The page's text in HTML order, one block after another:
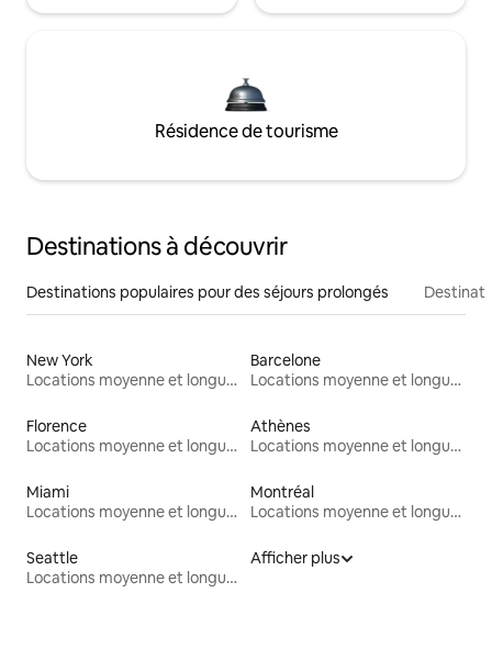
Résidence de tourisme
Destinations à découvrir
Destinations populaires pour des séjours prolongés
New York
Locations moyenne et longue durée
Barcelone
Locations moyenne et longue durée
Florence
Locations moyenne et longue durée
Athènes
Locations moyenne et longue durée
Miami
Locations moyenne et longue durée
Montréal
Locations moyenne et longue durée
Seattle
Locations moyenne et longue durée
Afficher plus